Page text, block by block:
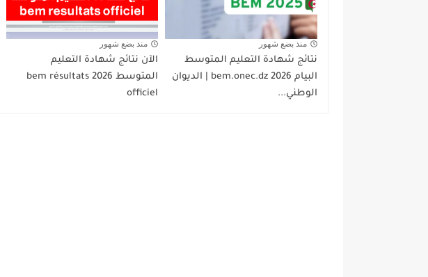
منذ بضع شهور
نتائج شهادة التعليم المتوسط
البيام 2026 bem.onec.dz | الديوان
الوطني...
منذ بضع شهور
الآن نتائج شهادة التعليم
المتوسط 2026 bem résultats
officiel